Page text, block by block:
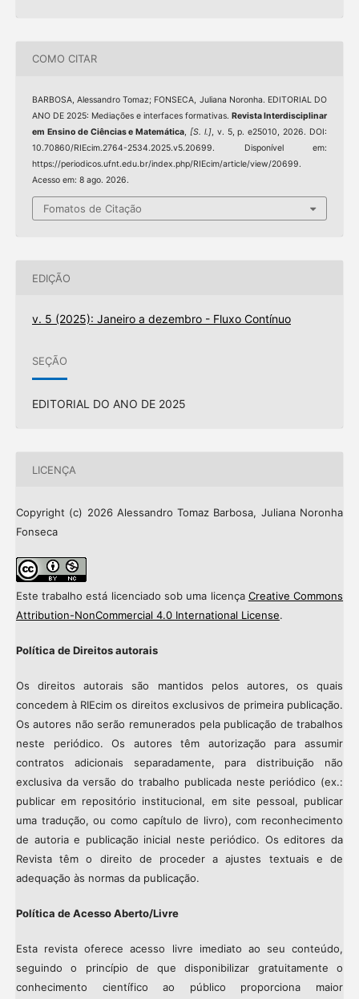
COMO CITAR
BARBOSA, Alessandro Tomaz; FONSECA, Juliana Noronha. EDITORIAL DO
ANO DE 2025: Mediações e interfaces formativas.Revista Interdisciplinar
em Ensino de Ciências e Matemática,[S. l.], v. 5, p. e25010, 2026. DOI:
10.70860/RIEcim.2764-2534.2025.v5.20699. Disponível em:
https://periodicos.ufnt.edu.br/index.php/RIEcim/article/view/20699.
Acesso em: 8 ago. 2026.
Fomatos de Citação
EDIÇÃO
v. 5 (2025): Janeiro a dezembro - Fluxo Contínuo
SEÇÃO
EDITORIAL DO ANO DE 2025
LICENÇA
Copyright (c) 2026 Alessandro Tomaz Barbosa, Juliana Noronha
Fonseca
Este trabalho está licenciado sob uma licença Creative Commons
Attribution-NonCommercial 4.0 International License.
Política de Direitos autorais
Os direitos autorais são mantidos pelos autores, os quais
concedem à RIEcim os direitos exclusivos de primeira publicação.
Os autores não serão remunerados pela publicação de trabalhos
neste periódico. Os autores têm autorização para assumir
contratos adicionais separadamente, para distribuição não
exclusiva da versão do trabalho publicada neste periódico (ex.:
publicar em repositório institucional, em site pessoal, publicar
uma tradução, ou como capítulo de livro), com reconhecimento
de autoria e publicação inicial neste periódico. Os editores da
Revista têm o direito de proceder a ajustes textuais e de
adequação às normas da publicação.
Política de Acesso Aberto/Livre
Esta revista oferece acesso livre imediato ao seu conteúdo,
seguindo o princípio de que disponibilizar gratuitamente o
conhecimento científico ao público proporciona maior